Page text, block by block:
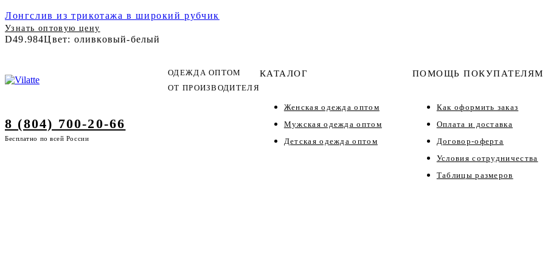
Лонгслив из трикотажа в широкий рубчик
Узнать оптовую цену
D49.984Цвет: оливковый-белый
ОДЕЖДА ОПТОМ
ОТ ПРОИЗВОДИТЕЛЯ
8 (804) 700-20-66
Бесплатно по всей России
КАТАЛОГ
Женская одежда оптом
Мужская одежда оптом
Детская одежда оптом
ПОМОЩЬ ПОКУПАТЕЛЯМ
Как оформить заказ
Оплата и доставка
Договор-оферта
Условия сотрудничества
Таблицы размеров